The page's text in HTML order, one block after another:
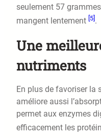
seulement 57
mangent lentement [5].
Une
nutriments
En plus de favoriser la
améliore aussi
permet aux enzymes
efficacement les